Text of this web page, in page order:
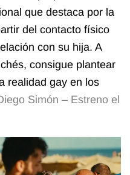
que destaca por la
del contacto físico
con su hija. A
consigue plantear
realidad gay en los
Simón – Estreno el